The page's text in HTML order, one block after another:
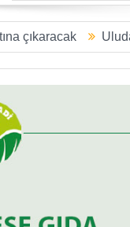
Uludağ İçecek’ten